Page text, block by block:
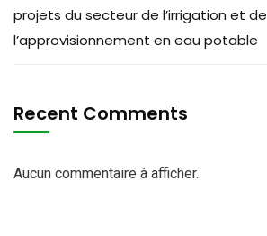
projets du secteur de l’irrigation et de
l’approvisionnement en eau potable
Recent Comments
Aucun commentaire à afficher.